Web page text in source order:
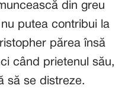
din greu
putea contribui la
părea însă
când prietenul său,
să se distreze.